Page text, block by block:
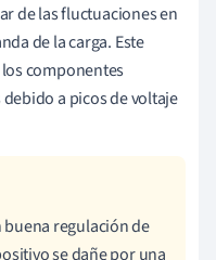
de las fluctuaciones en
de la carga. Este
componentes
a picos de voltaje
regulación de
se dañe por una